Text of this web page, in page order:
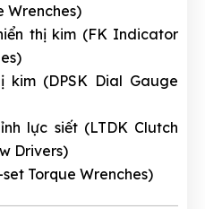
Wrenches)
thị kim (FK Indicator
kim (DPSK Dial Gauge
lực siết (LTDK Clutch
Drivers)
Torque Wrenches)